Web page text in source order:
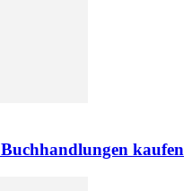
kaufen